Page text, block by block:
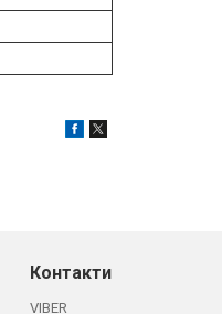
Контакти
VIBER